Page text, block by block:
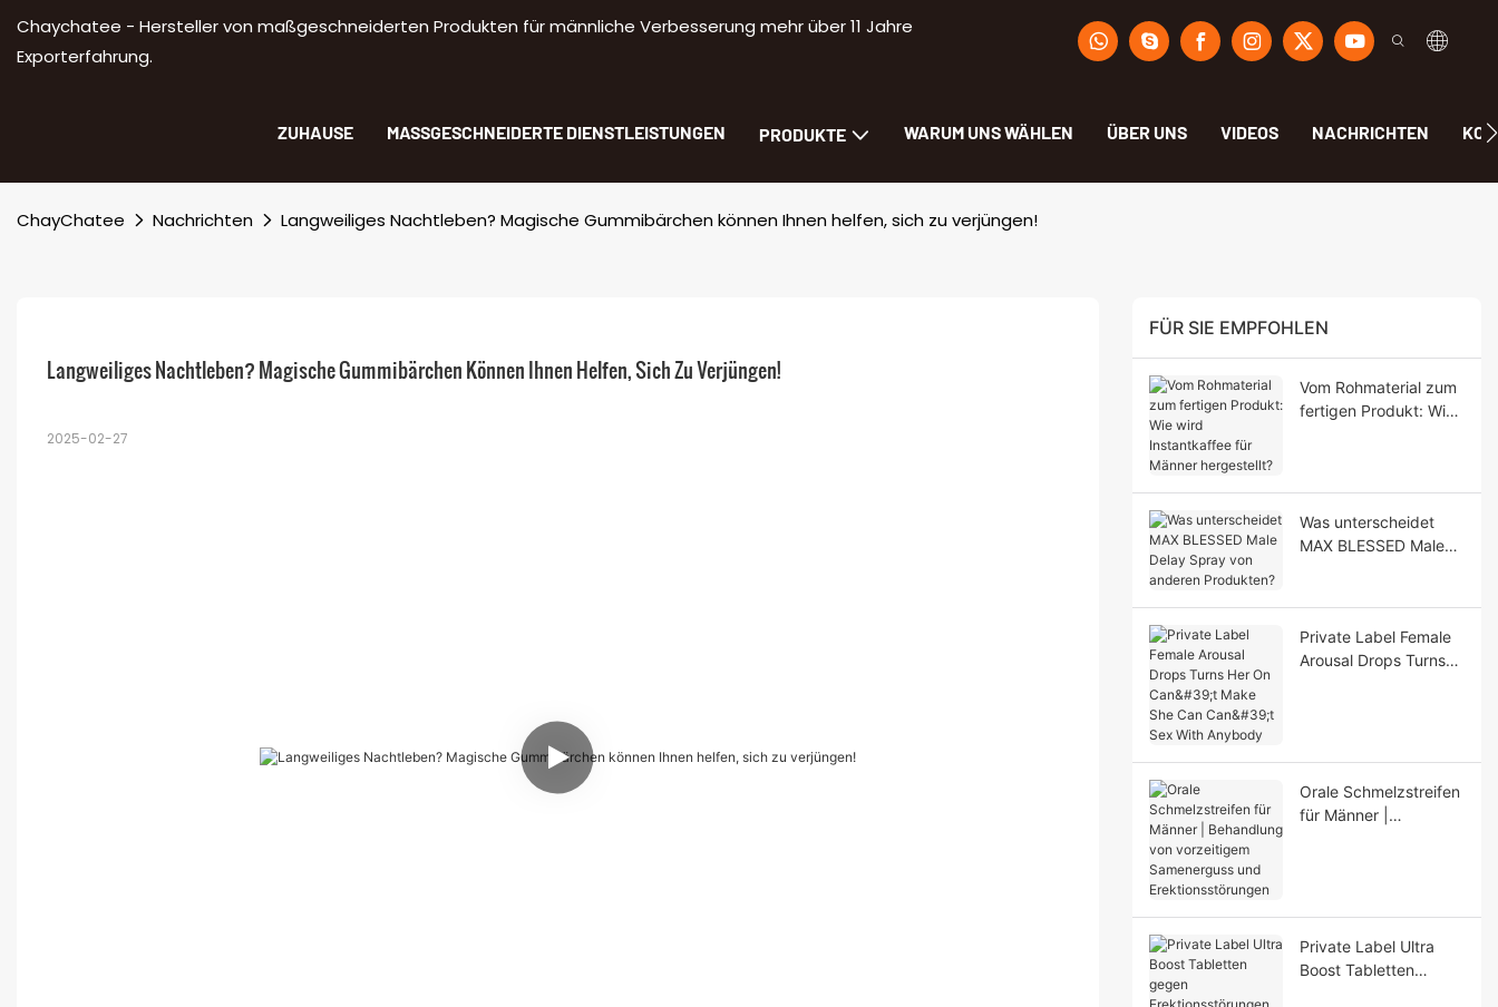
Chaychatee - Hersteller von maßgeschneiderten Produkten für männliche Verbesserung mehr über 11 Jahre
Exporterfahrung.
ZUHAUSE MASSGESCHNEIDERTE DIENSTLEISTUNGEN PRODUKTE WARUM UNS WÄHLEN ÜBER UNS VIDEOS NACHRICHTEN
ChayChatee Nachrichten Langweiliges Nachtleben? Magische Gummibärchen können Ihnen helfen, sich zu verjüngen!
Langweiliges Nachtleben? Magische Gummibärchen Können Ihnen Helfen, Sich Zu Verjüngen!
2025-02-27
FÜR SIE EMPFOHLEN
Vom Rohmaterial zum
fertigen Produkt: Wie
Was unterscheidet
MAX BLESSED Male
Private Label Female
Arousal Drops Turns
Orale Schmelzstreifen
für Männer |
Private Label Ultra
Boost Tabletten